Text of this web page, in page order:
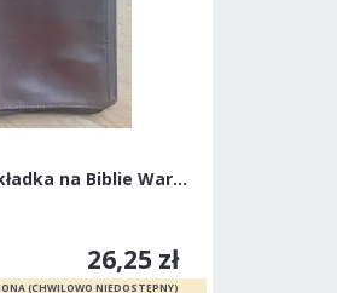
OUTLET - okładka na Biblie Warszawską stare wydani
26,25 zł